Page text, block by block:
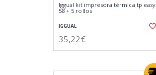
Iggual kit impresora térmica tp easy
58 + 5 rollos
IGGUAL
35,22€